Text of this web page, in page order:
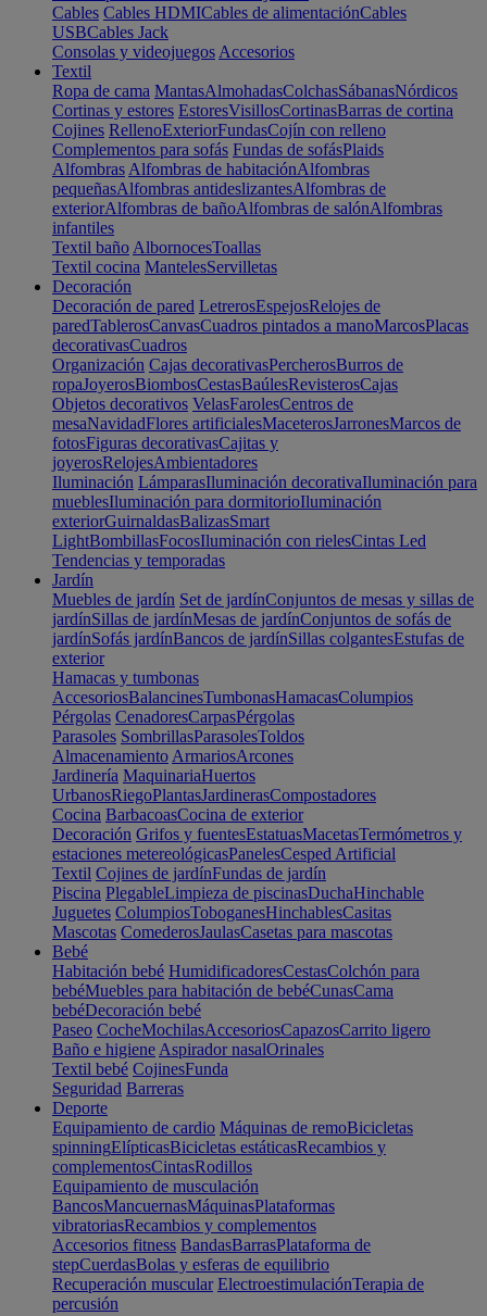
Cables Cables HDMICables de alimentaciónCables
USBCables Jack
Consolas y videojuegos Accesorios
Textil
Ropa de cama MantasAlmohadasColchasSábanasNórdicos
Cortinas y estores EstoresVisillosCortinasBarras de cortina
Cojines RellenoExteriorFundasCojín con relleno
Complementos para sofás Fundas de sofásPlaids
Alfombras Alfombras de habitaciónAlfombras
pequeñasAlfombras antideslizantesAlfombras de
exteriorAlfombras de bañoAlfombras de salónAlfombras
infantiles
Textil baño AlbornocesToallas
Textil cocina MantelesServilletas
Decoración
Decoración de pared LetrerosEspejosRelojes de
paredTablerosCanvasCuadros pintados a manoMarcosPlacas
decorativasCuadros
Organización Cajas decorativasPercherosBurros de
ropaJoyerosBiombosCestasBaúlesRevisterosCajas
Objetos decorativos VelasFarolesCentros de
mesaNavidadFlores artificialesMaceterosJarronesMarcos de
fotosFiguras decorativasCajitas y
joyerosRelojesAmbientadores
Iluminación LámparasIluminación decorativaIluminación para
mueblesIluminación para dormitorioIluminación
exteriorGuirnaldasBalizasSmart
LightBombillasFocosIluminación con rielesCintas Led
Tendencias y temporadas
Jardín
Muebles de jardín Set de jardínConjuntos de mesas y sillas de
jardínSillas de jardínMesas de jardínConjuntos de sofás de
jardínSofás jardínBancos de jardínSillas colgantesEstufas de
exterior
Hamacas y tumbonas
AccesoriosBalancinesTumbonasHamacasColumpios
Pérgolas CenadoresCarpasPérgolas
Parasoles SombrillasParasolesToldos
Almacenamiento ArmariosArcones
Jardinería MaquinariaHuertos
UrbanosRiegoPlantasJardinerasCompostadores
Cocina BarbacoasCocina de exterior
Decoración Grifos y fuentesEstatuasMacetasTermómetros y
estaciones metereológicasPanelesCesped Artificial
Textil Cojines de jardínFundas de jardín
Piscina PlegableLimpieza de piscinasDuchaHinchable
Juguetes ColumpiosToboganesHinchablesCasitas
Mascotas ComederosJaulasCasetas para mascotas
Bebé
Habitación bebé HumidificadoresCestasColchón para
bebéMuebles para habitación de bebéCunasCama
bebéDecoración bebé
Paseo CocheMochilasAccesoriosCapazosCarrito ligero
Baño e higiene Aspirador nasalOrinales
Textil bebé CojinesFunda
Seguridad Barreras
Deporte
Equipamiento de cardio Máquinas de remoBicicletas
spinningElípticasBicicletas estáticasRecambios y
complementosCintasRodillos
Equipamiento de musculación
BancosMancuernasMáquinasPlataformas
vibratoriasRecambios y complementos
Accesorios fitness BandasBarrasPlataforma de
stepCuerdasBolas y esferas de equilibrio
Recuperación muscular ElectroestimulaciónTerapia de
percusión